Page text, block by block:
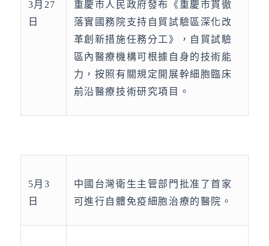
3月27
日
重慶市人民政府發布《重慶市貫徹
落實國務院支持自貿試驗區深化改
革創新措施任務分工》，自貿試驗
區內醫療機構可根據自身的技術能
力，按照有關規定開展幹細胞臨床
前沿醫療技術研究項目。
5月3
日
中國台灣衛生主管部門批准了首家
可進行自體免疫細胞治療的醫院。